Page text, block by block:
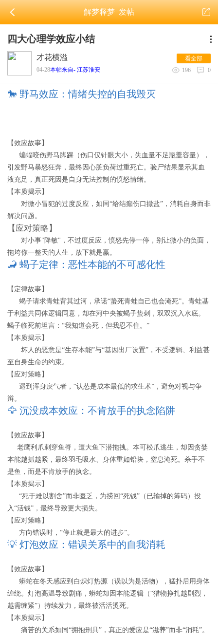
解梦释梦发帖
四大心理学效应小结
才花横溢
04-28本帖来自- 江苏淮安
看全部
196
0
🐎 野马效应：情绪失控的自我毁灭
【效应故事】
蝙蝠咬伤野马脚踝（伤口仅针眼大小，失血量不足瓶盖容量），
引发野马暴怒狂奔，最终因心脏负荷过重死亡。验尸结果显示其血
液充足，真正死因是自身无法控制的愤怒情绪。
【本质揭示】
对微小冒犯的过度反应，如同“给结痂伤口撒盐”，消耗自身而非
解决问题。
【应对策略】
对小事"降敏"，不过度反应，愤怒先停一停，别让微小的负面，
拖垮你一整天的人生，放下就是赢。
🦂 蝎子定律：恶性本能的不可感化性
【定律故事】
蝎子请求青蛙背其过河，承诺“蛰死青蛙自己也会淹死”。青蛙基
于利益共同体逻辑同意，却在河中央被蝎子蛰刺，双双沉入水底。
蝎子临死前坦言：“我知道会死，但我忍不住。”
【本质揭示】
坏人的恶意是“生存本能”与“基因出厂设置”，不受逻辑、利益甚
至自身生命的约束。
【应对策略】
遇到浑身戾气者，“认怂是成本最低的求生术”，避免对视与争
辩。
🦅 沉没成本效应：不肯放手的执念陷阱
【效应故事】
老鹰利爪刺穿鱼脊，遭大鱼下潜拖拽。本可松爪逃生，却因贪婪
本能越抓越紧，最终羽毛吸水、身体重如铅块，窒息淹死。杀手不
是鱼，而是不肯放手的执念。
【本质揭示】
“死于难以割舍”而非匮乏，为捞回“死钱”（已输掉的筹码）投
入“活钱”，最终导致更大损失。
【应对策略】
方向错误时，“停止就是最大的进步”。
💡 灯泡效应：错误关系中的自我消耗
【效应故事】
蟒蛇在冬天感应到白炽灯热源（误以为是活物），猛扑后用身体
缠绕。灯泡高温导致剧痛，蟒蛇却因本能逻辑（“猎物挣扎越剧烈，
越需缠紧”）持续发力，最终被活活烫死。
【本质揭示】
痛苦的关系如同“拥抱刑具”，真正的爱应是“滋养”而非“消耗”。